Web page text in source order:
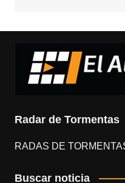
Radar de Tormentas
RADAS DE
Buscar noticia